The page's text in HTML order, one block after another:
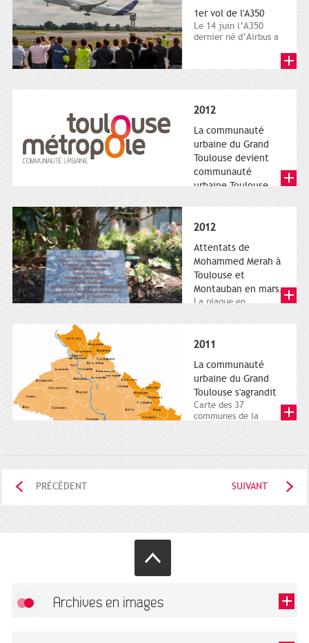
1er vol de l'A350
Le 14 juin l’A350
dernier né d’Airbus a
2012
La communauté
urbaine du Grand
Toulouse devient
communauté
urbaine Toulouse
Métropole,
représentant l'anneau
de Moëbius.
2012
Attentats de
Mohammed Merah à
Toulouse et
Montauban en mars.
La plaque en
Charles-de-Gaulle.
2011
La communauté
urbaine du Grand
Toulouse s'agrandit
Carte des 37
communes de la
PRÉCÉDENT SUIVANT
Archives en images